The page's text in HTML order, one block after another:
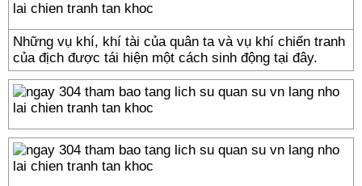
Những vụ khí, khí tài của quân ta và vụ khí chiến tranh
của địch được tái hiện một cách sinh động tại đây.